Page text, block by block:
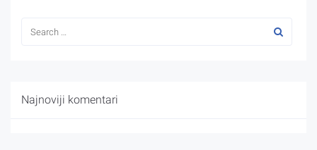
Najnoviji komentari